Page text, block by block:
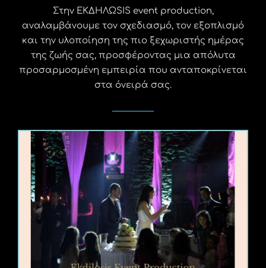
Στην ΕΚΔΗΛΩSIS event production,
αναλαμβάνουμε τον σχεδιασμό, τον εξοπλισμό
και την υλοποίηση της πιο ξεχωριστής ημέρας
της ζωής σας, προσφέροντας μια απόλυτα
προσαρμοσμένη εμπειρία που ανταποκρίνεται
στα όνειρά σας.